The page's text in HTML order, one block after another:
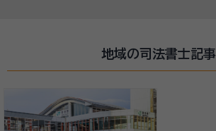
地域の司法書士記事